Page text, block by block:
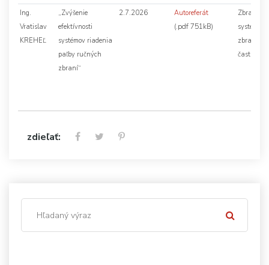
Ing.
Vratislav
KREHEĽ
„Zvýšenie
efektívnosti
systémov riadenia
paľby ručných
zbraní“
2.7.2026 Autoreferát
(.pdf 751kB)
Zbraňové
systémy,
zbrane a
časti
zdieľať: